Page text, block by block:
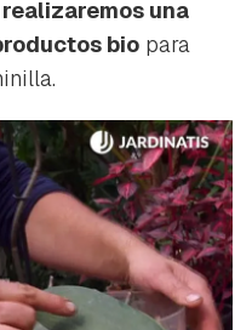
realizaremos una
bio para